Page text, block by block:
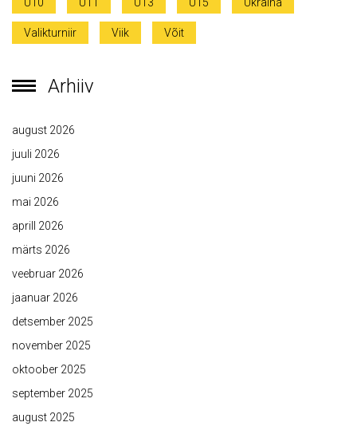
Valikturniir Viik Võit
Arhiiv
august 2026
juuli 2026
juuni 2026
mai 2026
aprill 2026
märts 2026
veebruar 2026
jaanuar 2026
detsember 2025
november 2025
oktoober 2025
september 2025
august 2025